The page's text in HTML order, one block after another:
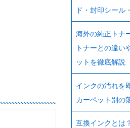
ド・封印シール
海外の純正トナ
トナーとの違い
ットを徹底解説
インクの汚れを
カーペット別の
互換インクとは